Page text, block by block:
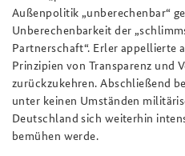
Außenpolitik „unberechenbar“
Unberechenbarkeit der
Partnerschaft“. Erler appellierte
Prinzipien von Transparenz und
zurückzukehren. Abschließend
unter keinen Umständen
Deutschland sich weiterhin
bemühen werde.